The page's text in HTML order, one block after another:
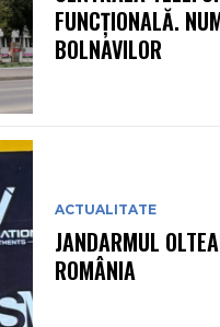
FUNCȚIONALĂ.
BOLNAVILOR
ACTUALITATE
JANDARMUL
ROMÂNIA